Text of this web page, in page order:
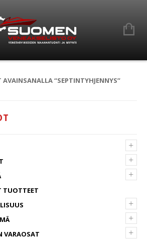
“SEPTINTYHJENNYS”
+
+
+
TUOTTEET
+
+
+
VARAOSAT